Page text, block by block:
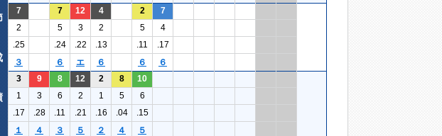
7 7 12 4 2
7
2
5 3 2 5
4
.25
.24 .22 .13 .11
.17
３
６ エ ６ ６ ６
3 9 8 12 2 8
10
1
3 6 2 1 5
6
.17
.28 .11 .21 .16 .04
.15
１
４ ３ ５ ２ ４ ５